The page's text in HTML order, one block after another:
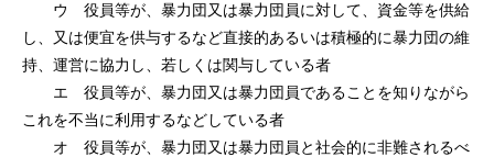
ウ 役員等が、暴力団又は暴力団員に対して、資金等を供給
し、又は便宜を供与するなど直接的あるいは積極的に暴力団の維
持、運営に協力し、若しくは関与している者
エ 役員等が、暴力団又は暴力団員であることを知りながら
これを不当に利用するなどしている者
オ 役員等が、暴力団又は暴力団員と社会的に非難されるべ